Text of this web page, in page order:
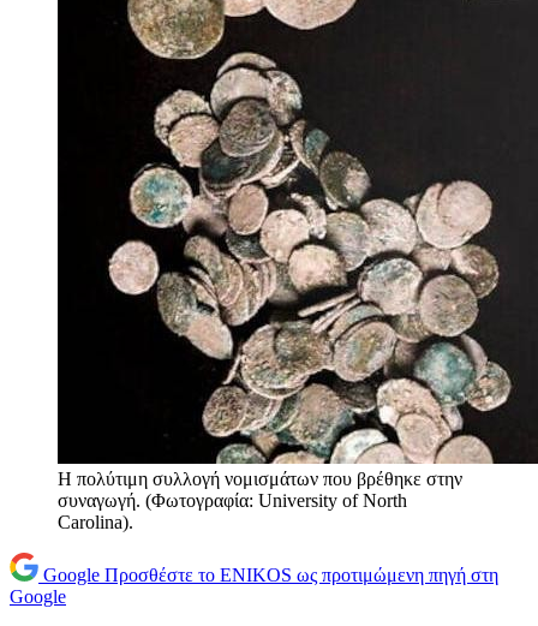
Η πολύτιμη συλλογή νομισμάτων που βρέθηκε στην
συναγωγή. (Φωτογραφία: University of North
Carolina).
Google Προσθέστε το ENIKOS ως προτιμώμενη πηγή στη
Google